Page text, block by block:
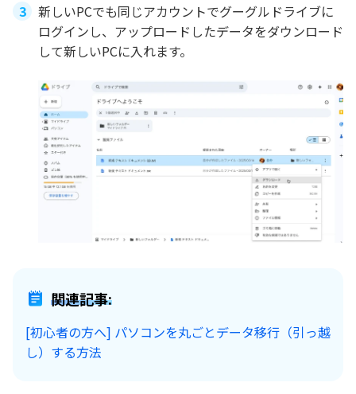
新しいPCでも同じアカウントでグーグルドライブに
ログインし、アップロードしたデータをダウンロード
して新しいPCに入れます。
関連記事:
[初心者の方へ] パソコンを丸ごとデータ移行（引っ越
し）する方法